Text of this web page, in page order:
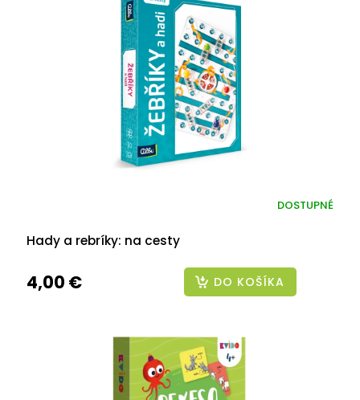
Hady a rebríky: na cesty
DOSTUPNÉ
4,00 € DO KOŠÍKA